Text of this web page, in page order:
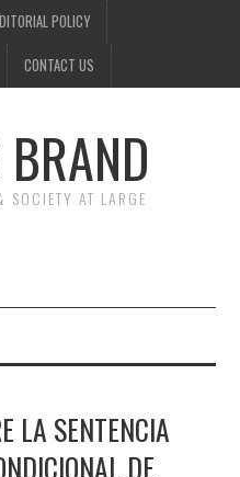
POLICY
CONTACT US
SOCIETY AT LARGE
LA SENTENCIA
DE